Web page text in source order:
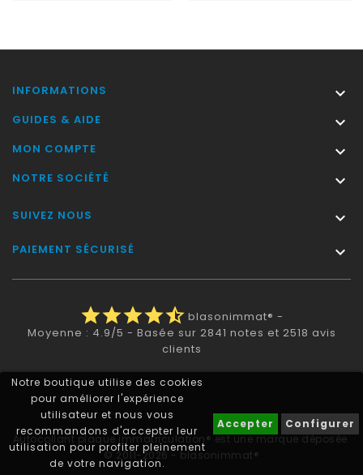
Notre boutique utilise des cookies
pour améliorer l'expérience
utilisateur et nous vous
recommandons d'accepter leur
utilisation pour profiter pleinement
de votre navigation.
Accepter Configurer
INFORMATIONS 
GUIDES & AIDE 
MON COMPTE 
NOTRE SOCIÉTÉ 
SUIVEZ NOUS 
PAIEMENT SÉCURISÉ 
starstarstarstarstar_half blasonimmat® -
Moyenne : 4.9/5 - Basée sur 2841 notes et 2518 avis
clients
Autocollant plaque immatriculation® est une marque déposée.
© 2011-2026 - blasonimmat®